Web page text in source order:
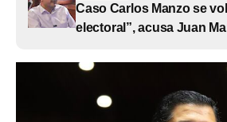
Caso Carlos Manzo se
electoral”, acusa Juan